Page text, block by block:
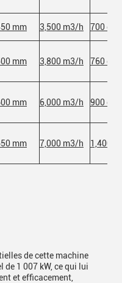
mm 3,500 m3/h 700
mm 3,800 m3/h 760
mm 6,000 m3/h 900
mm 7,000 m3/h 1,400
de cette machine
de 1 007 kW, ce qui lui
et efficacement,